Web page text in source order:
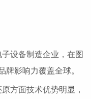
设备制造企业，在图
牌影响力覆盖全球。
方面技术优势明显，